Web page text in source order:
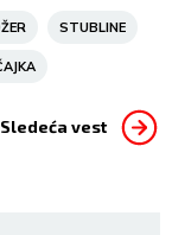
STUBLINE
Sledeća vest